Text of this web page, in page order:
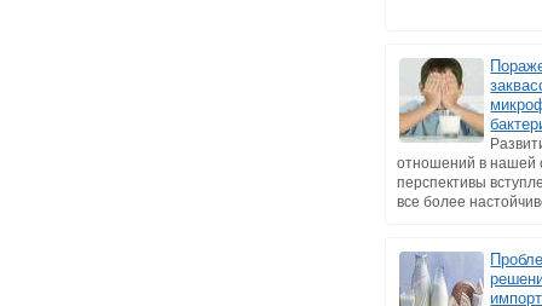
отношений в нашей
перспективы
все более